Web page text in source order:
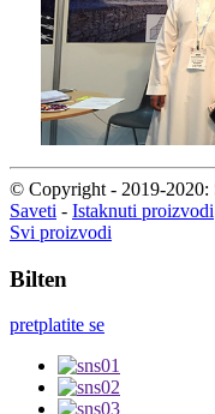
© Copyright - 2019-2020:
Saveti - Istaknuti proizvodi
Svi proizvodi
Bilten
pretplatite se